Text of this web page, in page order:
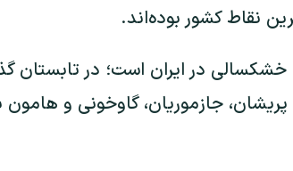
نقاط کشور بوده‌اند.
پریشان، جازموریان، گاوخونی و